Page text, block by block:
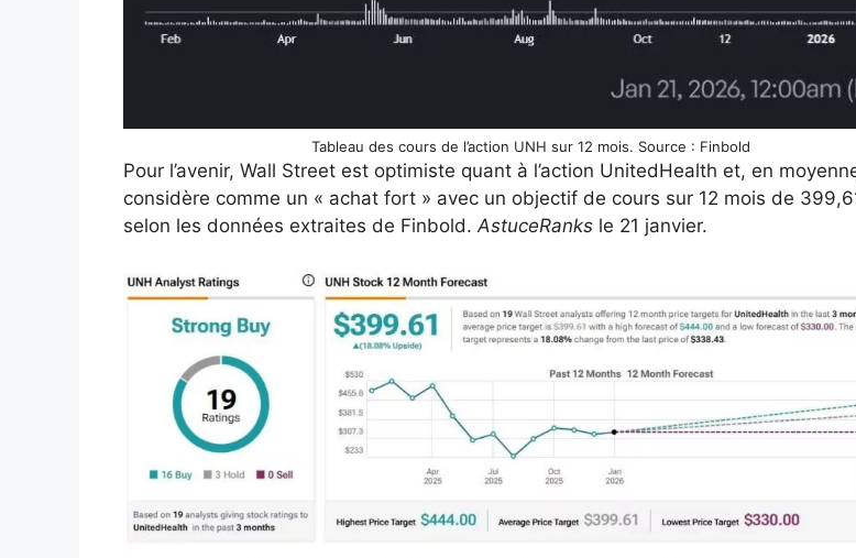
Tableau des cours de l’action UNH sur 12 mois. Source : Finbold
Pour l’avenir, Wall Street est optimiste quant à l’action UnitedHealth et, en
considère comme un « achat fort » avec un objectif de cours sur 12 mois de
selon les données extraites de Finbold. AstuceRanks le 21 janvier.